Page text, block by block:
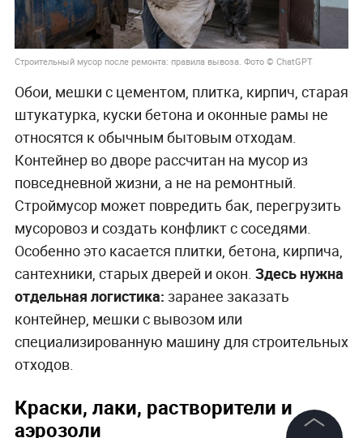
Строительный мусор после ремонта: правила вывоза. Фото © ChatGPT
Обои, мешки с цементом, плитка, кирпич, старая
штукатурка, куски бетона и оконные рамы не
относятся к обычным бытовым отходам.
Контейнер во дворе рассчитан на мусор из
повседневной жизни, а не на ремонтный.
Строймусор может повредить бак, перегрузить
мусоровоз и создать конфликт с соседями.
Особенно это касается плитки, бетона, кирпича,
сантехники, старых дверей и окон. Здесь нужна
отдельная логистика: заранее заказать
контейнер, мешки с вывозом или
специализированную машину для строительных
отходов.
Краски, лаки, растворители и
аэрозоли